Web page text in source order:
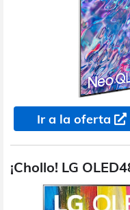
Ir a la oferta
¡Chollo! LG